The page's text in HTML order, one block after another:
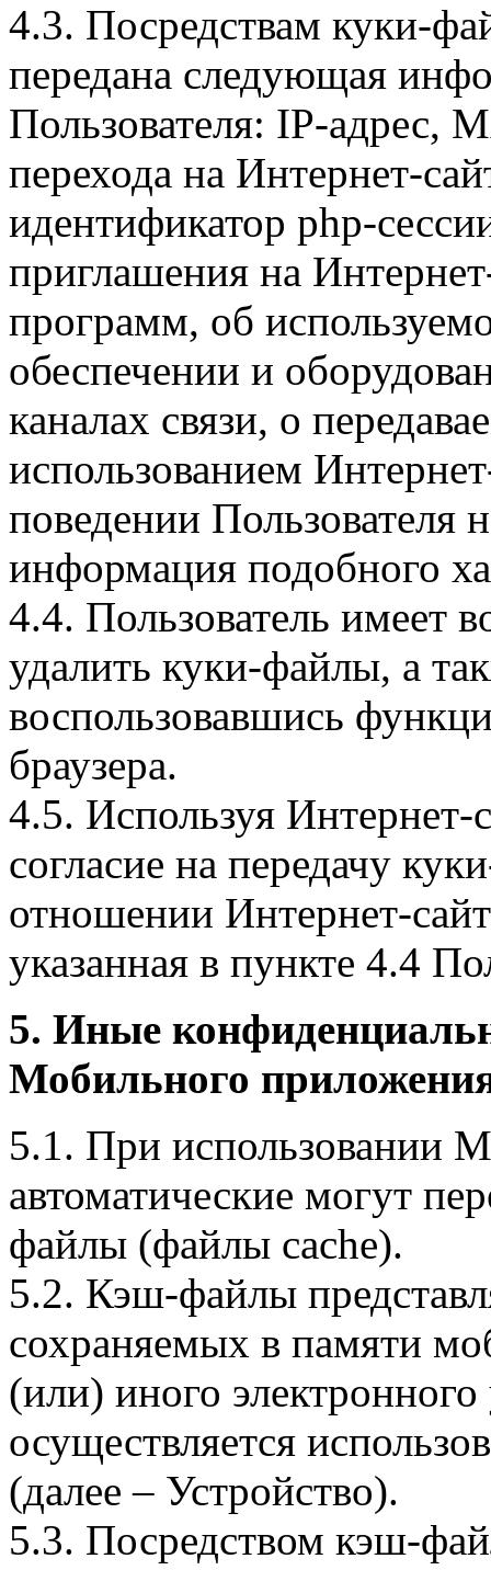
4.3. Посредствам куки-
передана следующая
Пользователя: IP-адрес,
перехода на Интернет-
идентификатор php-
приглашения на
программ, об
обеспечении и
каналах связи, о
использованием
поведении Пользователя
информация подобного
4.4. Пользователь имеет
удалить куки-файлы, а
воспользовавшись
браузера.
4.5. Используя Интернет-
согласие на передачу
отношении Интернет-
указанная в пункте 4.4
5. Иные
Мобильного
5.1. При использовании
автоматические могут
файлы (файлы cache).
5.2. Кэш-файлы
сохраняемых в памяти
(или) иного электронного
осуществляется
(далее – Устройство).
5.3. Посредством кэш-